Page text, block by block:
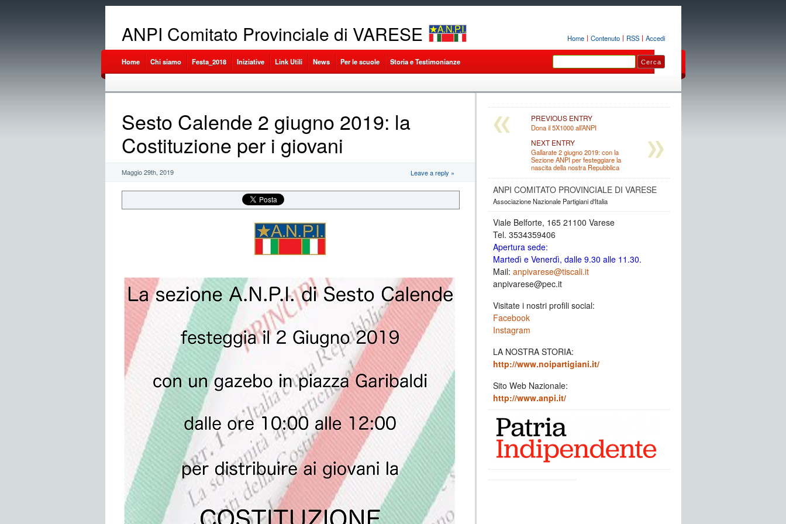
Home Contenuto RSS Accedi
ANPI Comitato Provinciale di VARESE
Home Chi siamo Festa_2018 Iniziative Link Utili News Per le scuole Storia e Testimonianze
Sesto Calende 2 giugno 2019: la
Costituzione per i giovani
Maggio 29th, 2019 Leave a reply »
PREVIOUS ENTRY
Dona il 5X1000 all’ANPI
NEXT ENTRY
Gallarate 2 giugno 2019: con la
Sezione ANPI per festeggiare la
nascita della nostra Repubblica
ANPI COMITATO PROVINCIALE DI VARESE
Associazione Nazionale Partigiani d'Italia
Viale Belforte, 165 21100 Varese
Tel. 3534359406
Apertura sede:
Martedì e Venerdì, dalle 9.30 alle 11.30.
Mail: anpivarese@tiscali.it
anpivarese@pec.it
Visitate i nostri profili social:
Facebook
Instagram
LA NOSTRA STORIA:
http://www.noipartigiani.it/
Sito Web Nazionale:
http://www.anpi.it/